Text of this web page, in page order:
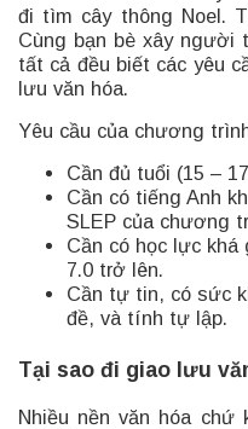
đi tìm cây thông Noel.
Cùng bạn bè xây người
tất cả đều biết các yêu
lưu văn hóa.
Yêu cầu của chương
Cần đủ tuổi (15 –
Cần có tiếng Anh
SLEP của chương
Cần có học lực
7.0 trở lên.
Cần tự tin, có sức
đề, và tính tự lập.
Tại sao đi giao lưu
Nhiều nền văn hóa